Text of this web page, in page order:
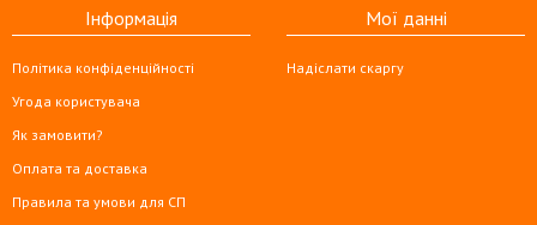
Інформація
Політика конфіденційності
Угода користувача
Як замовити?
Оплата та доставка
Правила та умови для СП
Мої данні
Надіслати скаргу